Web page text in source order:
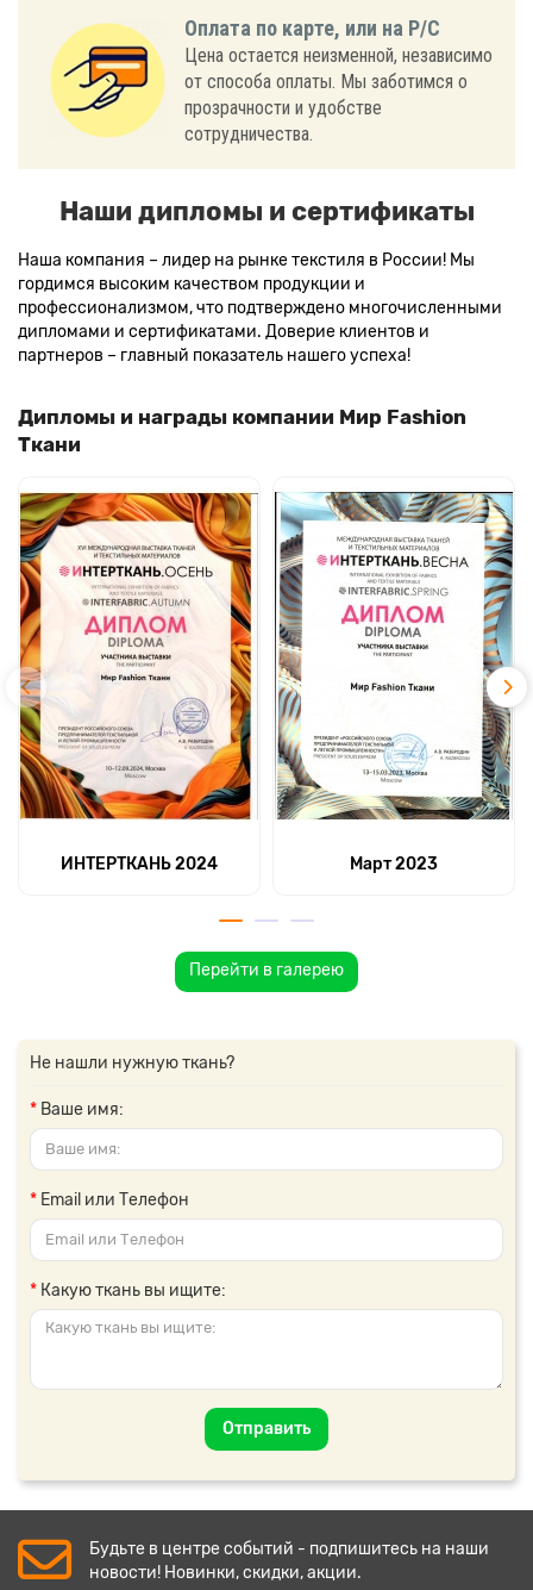
Оплата по карте, или на Р/С
Цена остается неизменной, независимо
от способа оплаты. Мы заботимся о
прозрачности и удобстве
сотрудничества.
Наши дипломы и сертификаты
Наша компания – лидер на рынке текстиля в России! Мы
гордимся высоким качеством продукции и
профессионализмом, что подтверждено многочисленными
дипломами и сертификатами. Доверие клиентов и
партнеров – главный показатель нашего успеха!
Дипломы и награды компании Мир Fashion
Ткани
ИНТЕРТКАНЬ 2024 Март 2023
Перейти в галерею
Не нашли нужную ткань?
Ваше имя:
Email или Телефон
Какую ткань вы ищите:
Отправить
Будьте в центре событий - подпишитесь на наши
новости! Новинки, скидки, акции.